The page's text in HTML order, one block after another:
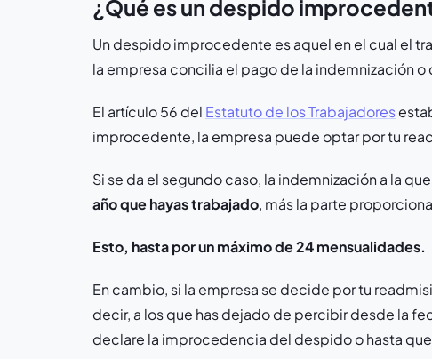
¿Qué es un despido
Un despido improcedente es aquel en el cual el
la empresa concilia el pago de la indemnización
El artículo 56 del Estatuto de los Trabajadores
improcedente, la empresa puede optar por tu
Si se da el segundo caso, la indemnización a la
año que hayas trabajado, más la parte
Esto, hasta por un máximo de 24 mensualidades.
En cambio, si la empresa se decide por tu
decir, a los que has dejado de percibir desde la
declare la improcedencia del despido o hasta